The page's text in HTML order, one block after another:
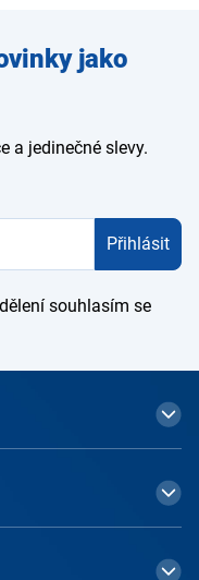
jako
a jedinečné slevy.
Přihlásit
souhlasím se